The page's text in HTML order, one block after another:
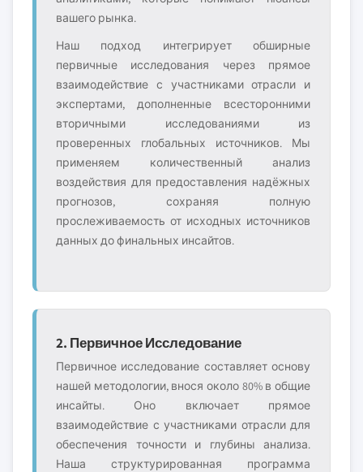
вашего рынка.
Наш подход интегрирует обширные
первичные исследования через прямое
взаимодействие с участниками отрасли и
экспертами, дополненные всесторонними
вторичными исследованиями из
проверенных глобальных источников. Мы
применяем количественный анализ
воздействия для предоставления надёжных
прогнозов, сохраняя полную
прослеживаемость от исходных источников
данных до финальных инсайтов.
2. Первичное Исследование
Первичное исследование составляет основу
нашей методологии, внося около 80% в общие
инсайты. Оно включает прямое
взаимодействие с участниками отрасли для
обеспечения точности и глубины анализа.
Наша структурированная программа